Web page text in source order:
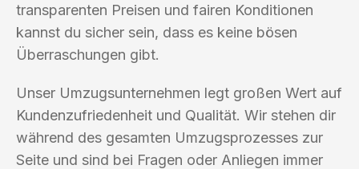
transparenten Preisen und fairen Konditionen
kannst du sicher sein, dass es keine bösen
Überraschungen gibt.
Unser Umzugsunternehmen legt großen Wert auf
Kundenzufriedenheit und Qualität. Wir stehen dir
während des gesamten Umzugsprozesses zur
Seite und sind bei Fragen oder Anliegen immer